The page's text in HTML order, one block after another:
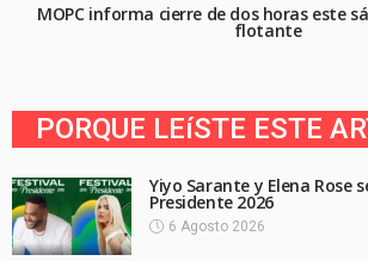
MOPC informa cierre de dos horas este
flotante
PORQUE LEíSTE ESTE
Yiyo Sarante y Elena Rose
Presidente 2026
6 Agosto 2026